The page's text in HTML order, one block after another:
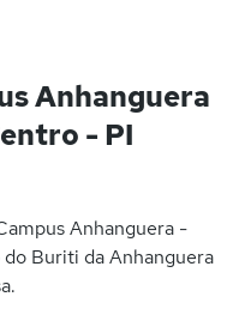
Anhanguera
- PI
Anhanguera -
Buriti da Anhanguera